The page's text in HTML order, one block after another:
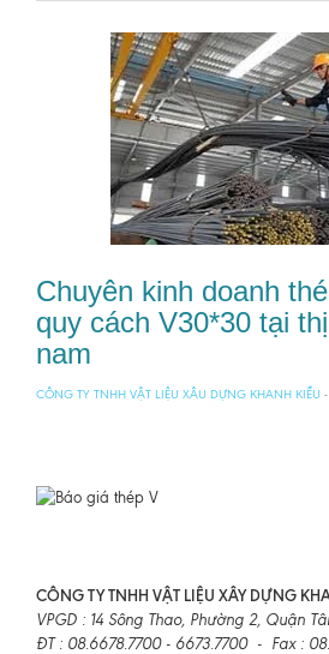
Chuyên kinh doanh
quy cách V30*30 tại
nam
CÔNG TY TNHH VẬT LIỆU XÂU DỰNG KHANH KIỀU
CÔNG TY TNHH VẬT LIỆU XÂY DỰNG
VPGD : 14 Sông Thao, Phường 2, Quận
ĐT : 08.6678.7700 - 6673.7700 - Fax :